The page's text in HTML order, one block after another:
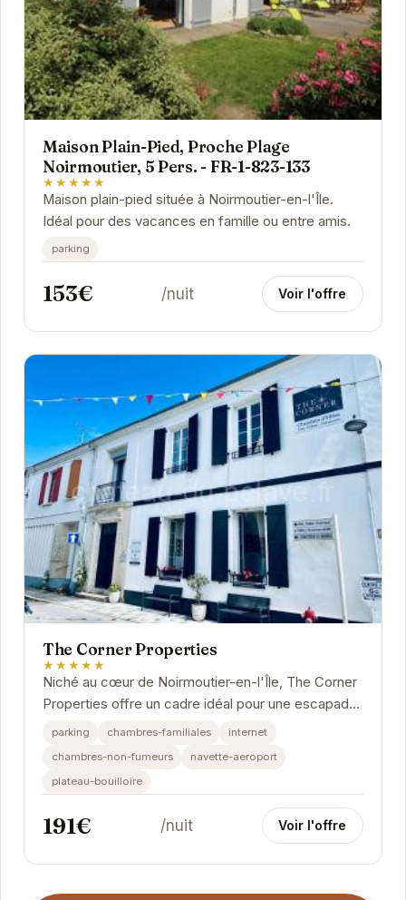
Maison Plain-Pied, Proche Plage
Noirmoutier, 5 Pers. - FR-1-823-133
★★★★★
Maison plain-pied située à Noirmoutier-en-l'Île.
Idéal pour des vacances en famille ou entre amis.
parking
153€ /nuit Voir l'offre
The Corner Properties
★★★★★
Niché au cœur de Noirmoutier-en-l'Île, The Corner
Properties offre un cadre idéal pour une escapade
insulaire. Ses chambres élégantes et...
parking chambres-familiales
internet
chambres-non-fumeurs
navette-aeroport
plateau-bouilloire
191€ /nuit Voir l'offre